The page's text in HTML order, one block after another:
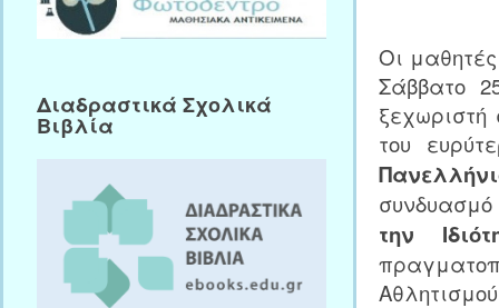
Οι μαθητές
Σάββατο
του
την
Διαδραστικά Σχολικά
Βιβλία